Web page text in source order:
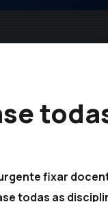
fixar
todas as